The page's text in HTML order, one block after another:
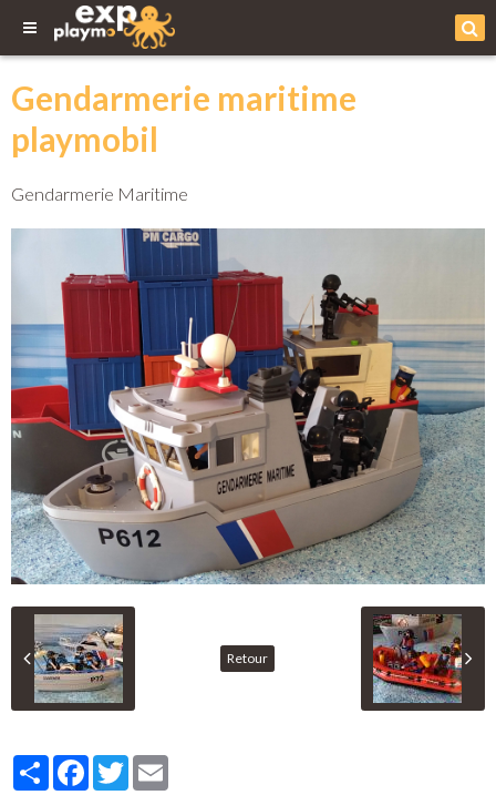
Gendarmerie maritime
playmobil
Gendarmerie Maritime
Retour
PartagerFacebook
Twitter